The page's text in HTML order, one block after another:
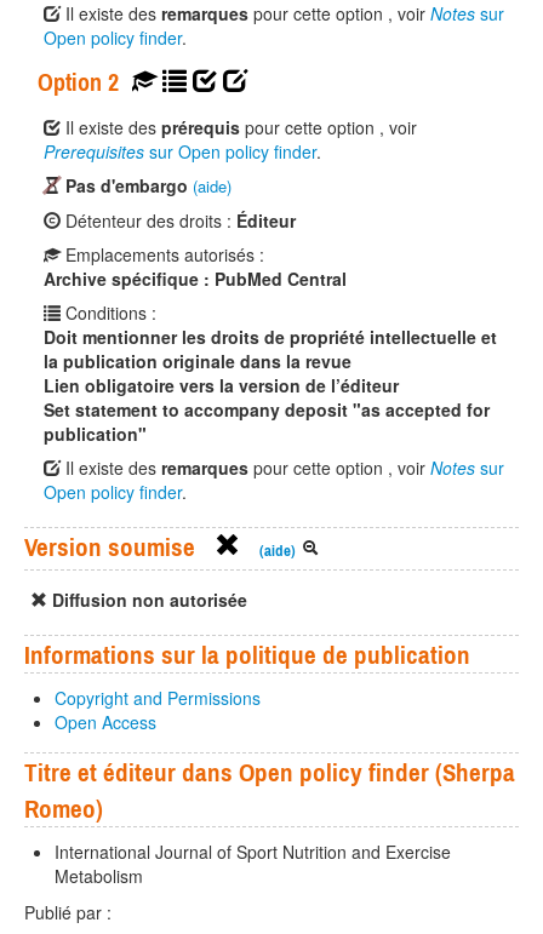
Il existe des remarques pour cette option , voir Notes sur
Open policy finder.
Option 2
Il existe des prérequis pour cette option , voir
Prerequisites sur Open policy finder.
Pas d'embargo (aide)
Détenteur des droits : Éditeur
Emplacements autorisés :
Archive spécifique : PubMed Central
Conditions :
Doit mentionner les droits de propriété intellectuelle et
la publication originale dans la revue
Lien obligatoire vers la version de l’éditeur
Set statement to accompany deposit "as accepted for
publication"
Il existe des remarques pour cette option , voir Notes sur
Open policy finder.
Version soumise (aide)
Diffusion non autorisée
Informations sur la politique de publication
Copyright and Permissions
Open Access
Titre et éditeur dans Open policy finder (Sherpa
Romeo)
International Journal of Sport Nutrition and Exercise
Metabolism
Publié par :